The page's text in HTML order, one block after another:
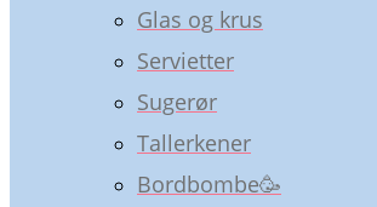
Glas og krus
Servietter
Sugerør
Tallerkener
Bordbombe🥳